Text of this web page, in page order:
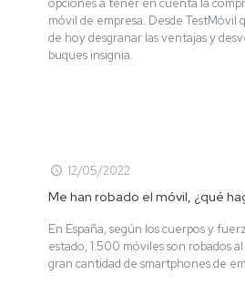
opciones a tener en cuenta la
móvil de empresa. Desde TestMóvil
de hoy desgranar las ventajas y
buques insignia.
12/05/2022
Me han robado el móvil, ¿qué
En España, según los cuerpos y
estado, 1.500 móviles son robados
gran cantidad de smartphones de